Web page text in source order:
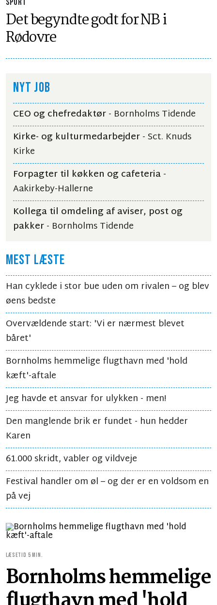
SPORT
Det begyndte godt for NB i
Rødovre
NYT JOB
CEO og chefredaktør- Bornholms Tidende
Kirke- og kulturmedarbejder- Sct. Knuds
Kirke
Forpagter til køkken og cafeteria-
Aakirkeby-Hallerne
Kollega til omdeling af aviser, post og
pakker- Bornholms Tidende
MEST LÆSTE
Han cyklede i stor bue uden om rivalen – og blev
øens bedste
Overvældende start: 'Vi er nærmest blevet
båret'
Bornholms hemmelige flugthavn med 'hold
kæft'-aftale
Jeg havde et ansvar for ulykken - men!
Den manglende brik er fundet - hun hedder
Karen
61.000 skridt, vabler og vildveje
Festival handler om øl – og der er en voldsom en
på vej
LÆSETID 5 MIN.
Bornholms hemmelige